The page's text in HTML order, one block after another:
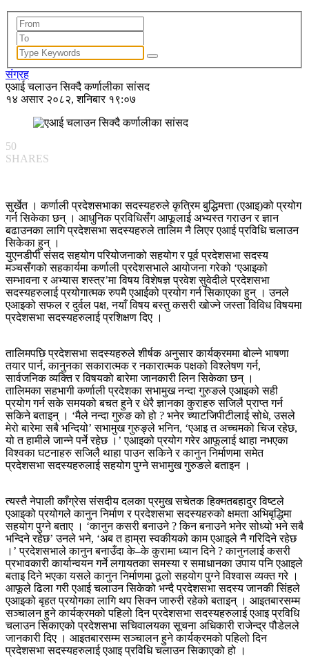
संग्रह
एआई चलाउन सिक्दै कर्णालीका सांसद
१४ असार २०८२, शनिबार १९:०७
50
SHARES
सुर्खेत । कर्णाली प्रदेशसभाका सदस्यहरुले कृत्रिम बुद्धिमत्ता (एआइ)को प्रयोग
गर्न सिकेका छन् । आधुनिक प्रविधिसँग आफूलाई अभ्यस्त गराउन र ज्ञान
बढाउनका लागि प्रदेशसभा सदस्यहरुले तालिम नै लिएर एआई प्रविधि चलाउन
सिकेका हुन् ।
युएनडीपी संसद सहयोग परियोजनाको सहयोग र पूर्व प्रदेशसभा सदस्य
मञ्चसँगको सहकार्यमा कर्णाली प्रदेशसभाले आयोजना गरेको ‘एआइको
सम्भावना र अभ्यास शस्त्र’मा विषय विशेषज्ञ प्रवेश सुवेदीले प्रदेशसभा
सदस्यहरुलाई प्रयोगात्मक रुपमै एआईको प्रयोग गर्न सिकाएका हुन् । उनले
एआइको सफल र दुर्वल पक्ष, नयाँ विषय बस्तु कसरी खोज्ने जस्ता विविध विषयमा
प्रदेशसभा सदस्यहरुलाई प्रशिक्षण दिए ।
तालिमपछि प्रदेशसभा सदस्यहरुले शीर्षक अनुसार कार्यक्रममा बोल्ने भाषणा
तयार पार्न, कानुनका सकारात्मक र नकारात्मक पक्षको विश्लेषण गर्न,
सार्वजनिक व्यक्ति र विषयको बारेमा जानकारी लिन सिकेका छन् ।
तालिमका सहभागी कर्णाली प्रदेशका सभामुख नन्दा गुरुङले एआइको सही
प्रयोग गर्न सके समयको बचत हुने र धेरै ज्ञानका कुराहरु सजिलै प्राप्त गर्न
सकिने बताइन् । ‘मैले नन्दा गुरुङ को हो ? भनेर च्याटजिपीटीलाई सोधे, उसले
मेरो बारेमा सबै भन्दियो’ सभामुख गुरुङ्ले भनिन, ‘एआइ त अच्चमको चिज रहेछ,
यो त हामीले जान्ने पर्ने रहेछ ।’ एआइको प्रयोग गरेर आफूलाई थाहा नभएका
विश्वका घटनाहरु सजिलै थाहा पाउन सकिने र कानुन निर्माणमा समेत
प्रदेशसभा सदस्यहरुलाई सहयोग पुग्ने सभामुख गुरुङले बताइन ।
त्यस्तै नेपाली काँग्रेस संसदीय दलका प्रमुख सचेतक हिक्मतबहादुर विष्टले
एआइको प्रयोगले कानुन निर्माण र प्रदेशसभा सदस्यहरुको क्षमता अभिबृद्धिमा
सहयोग पुग्ने बताए । ‘कानुन कसरी बनाउने ? किन बनाउने भनेर सोध्यो भने सबै
भन्दिने रहेछ’ उनले भने, ‘अब त हाम्रा स्वकीयको काम एआइले नै गरिदिने रहेछ
।’ प्रदेशसभाले कानुन बनाउँदा के–के कुरामा ध्यान दिने ? कानुनलाई कसरी
प्रभावकारी कार्यान्वयन गर्ने लगायतका समस्या र समाधानका उपाय पनि एआइले
बताइ दिने भएका यसले कानुन निर्माणमा ठूलो सहयोग पुग्ने विश्वास व्यक्त गरे ।
आफूले ढिला गरी एआई चलाउन सिकेको भन्दै प्रदेशसभा सदस्य जानकी सिंहले
एआइको बृहत प्रयोगका लागि थप सिक्न जारुरी रहेको बताइन् । आइतबारसम्म
सञ्चालन हुने कार्यक्रमको पहिलो दिन प्रदेशसभा सदस्यहरुलाई एआइ प्रविधि
चलाउन सिकाएको प्रदेशसभा सचिवालयका सूचना अधिकारी राजेन्द्र पौडेलले
जानकारी दिए । आइतबारसम्म सञ्चालन हुने कार्यक्रमको पहिलो दिन
प्रदेशसभा सदस्यहरुलाई एआइ प्रविधि चलाउन सिकाएको हो ।